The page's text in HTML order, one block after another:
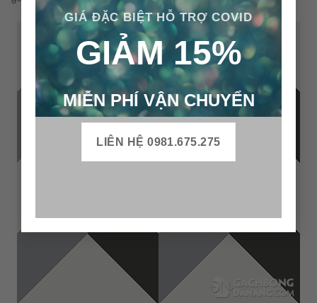
GIÁ ĐẶC BIỆT HỖ TRỢ COVID
GIẢM 15%
MIỄN PHÍ VẬN CHUYỂN
LIÊN HỆ 0981.675.275